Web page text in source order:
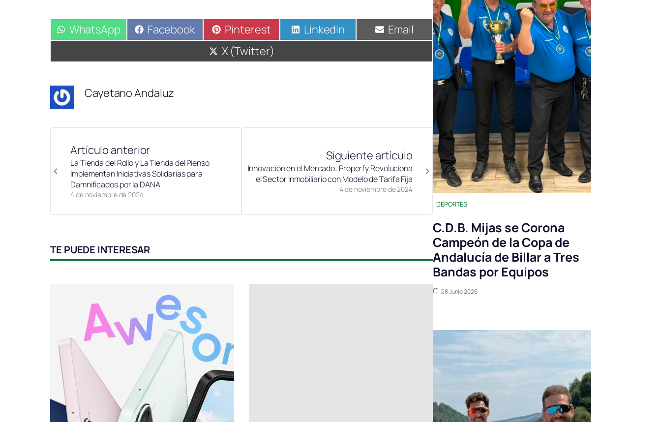
Compartir
en
WhatsApp Compartir
en
Facebook Compartir
en
Pinterest Compartir
en
LinkedIn Compartir
en
Email
Compartir
en
X (Twitter)
Cayetano Andaluz
Artículo anterior
4 de noviembre de 2024
La Tienda del Rollo y La Tienda del Pienso
Implementan Iniciativas Solidarias para
Damnificados por la DANA
Siguiente artículo
4 de noviembre de 2024
Innovación en el Mercado: Properfy Revoluciona
el Sector Inmobiliario con Modelo de Tarifa Fija
TE PUEDE INTERESAR
DEPORTES
C.D.B. Mijas se Corona
Campeón de la Copa de
Andalucía de Billar a Tres
Bandas por Equipos
28 Junio 2026